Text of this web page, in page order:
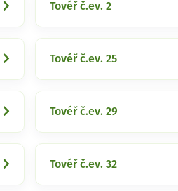
Tovéř č.ev. 2
Tovéř č.ev. 25
Tovéř č.ev. 29
Tovéř č.ev. 32